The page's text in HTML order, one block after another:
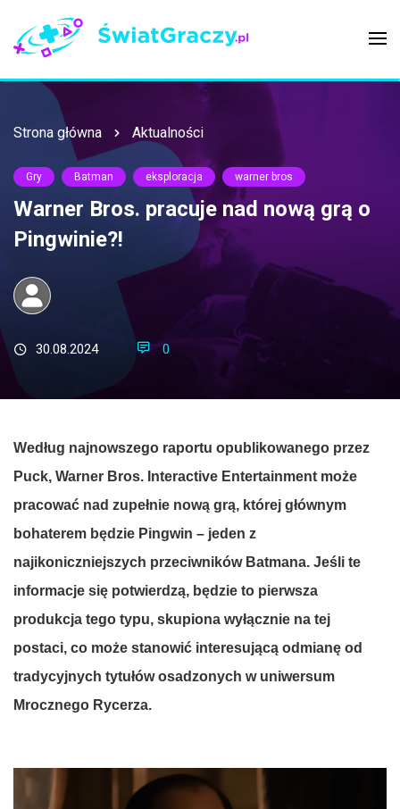
Strona główna Aktualności
Gry Batman eksploracja warner bros
Warner Bros. pracuje nad nową grą o
Pingwinie?!
30.08.2024 0
Według najnowszego raportu opublikowanego przez
Puck, Warner Bros. Interactive Entertainment może
pracować nad zupełnie nową grą, której głównym
bohaterem będzie Pingwin – jeden z
najikoniczniejszych przeciwników Batmana. Jeśli te
informacje się potwierdzą, będzie to pierwsza
produkcja tego typu, skupiona wyłącznie na tej
postaci, co może stanowić interesującą odmianę od
tradycyjnych tytułów osadzonych w uniwersum
Mrocznego Rycerza.